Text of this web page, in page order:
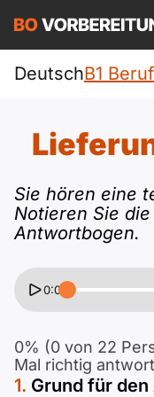
Beruf
Allgemein
telc
Goethe
ÖSD
Deutsch
Englisch
Ukrainisch
Russisch
A1 DTZ
A1 telc
A1 ÖIF
A2 Allgemein
A2 DTZ
A2 Goethe
B1
B1 Allgemein
B1 DTZ
B1 Beruf
B2
B2 Allgemein
B2 Beruf
Blog
Webinare
DeutschB1 Beruf
Sie hören eine
Notieren Sie
Antwortbogen.
0:00
0% (0 von 22
Mal richtig
Grund für